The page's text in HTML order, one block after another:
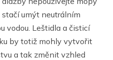
umýt neutrálním
vodou. Leštidla a čisticí
by totiž mohly vytvořit
a tak změnit vzhled